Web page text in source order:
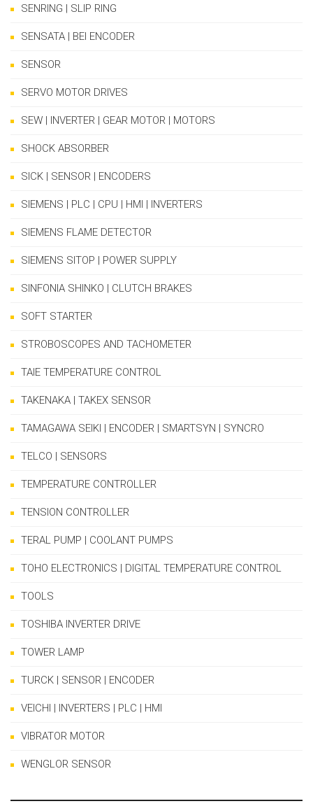
SENRING | SLIP RING
SENSATA | BEI ENCODER
SENSOR
SERVO MOTOR DRIVES
SEW | INVERTER | GEAR MOTOR | MOTORS
SHOCK ABSORBER
SICK | SENSOR | ENCODERS
SIEMENS | PLC | CPU | HMI | INVERTERS
SIEMENS FLAME DETECTOR
SIEMENS SITOP | POWER SUPPLY
SINFONIA SHINKO | CLUTCH BRAKES
SOFT STARTER
STROBOSCOPES AND TACHOMETER
TAIE TEMPERATURE CONTROL
TAKENAKA | TAKEX SENSOR
TAMAGAWA SEIKI | ENCODER | SMARTSYN | SYNCRO
TELCO | SENSORS
TEMPERATURE CONTROLLER
TENSION CONTROLLER
TERAL PUMP | COOLANT PUMPS
TOHO ELECTRONICS | DIGITAL TEMPERATURE CONTROL
TOOLS
TOSHIBA INVERTER DRIVE
TOWER LAMP
TURCK | SENSOR | ENCODER
VEICHI | INVERTERS | PLC | HMI
VIBRATOR MOTOR
WENGLOR SENSOR